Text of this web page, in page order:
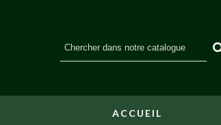
ACCUEIL